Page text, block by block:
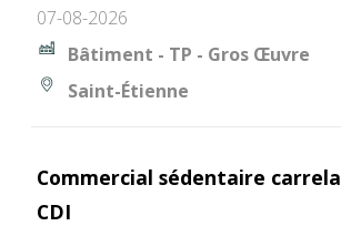
07-08-2026
Bâtiment - TP - Gros Œuvre
Saint-Étienne
Commercial sédentaire
CDI